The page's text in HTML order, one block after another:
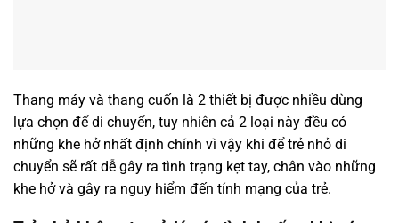
Thang máy và thang cuốn là 2 thiết bị được nhiều dùng
lựa chọn để di chuyển, tuy nhiên cả 2 loại này đều có
những khe hở nhất định chính vì vậy khi để trẻ nhỏ di
chuyển sẽ rất dễ gây ra tình trạng kẹt tay, chân vào những
khe hở và gây ra nguy hiểm đến tính mạng của trẻ.